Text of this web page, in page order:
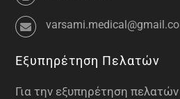
Εξυπηρέτηση Πελατών
Για την εξυπηρέτηση